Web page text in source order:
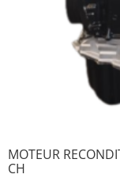
MOTEUR
CH